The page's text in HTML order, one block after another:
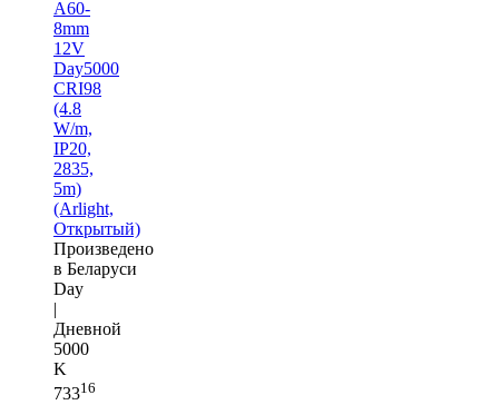
A60-
8mm
12V
Day5000
CRI98
(4.8
W/m,
IP20,
2835,
5m)
(Arlight,
Открытый)
Произведено
в Беларуси
Day
|
Дневной
5000
K
73316